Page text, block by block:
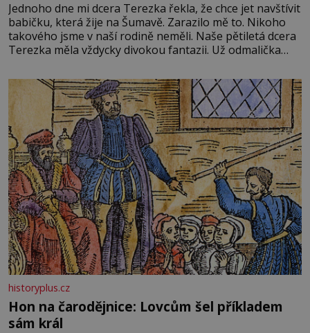
Jednoho dne mi dcera Terezka řekla, že chce jet navštívit
babičku, která žije na Šumavě. Zarazilo mě to. Nikoho
takového jsme v naší rodině neměli. Naše pětiletá dcera
Terezka měla vždycky divokou fantazii. Už odmalička
zdálo o jednorožcích, krásných princeznách, statečných
rytířích a létajících dracích.
historyplus.cz
Hon na čarodějnice: Lovcům šel příkladem
sám král